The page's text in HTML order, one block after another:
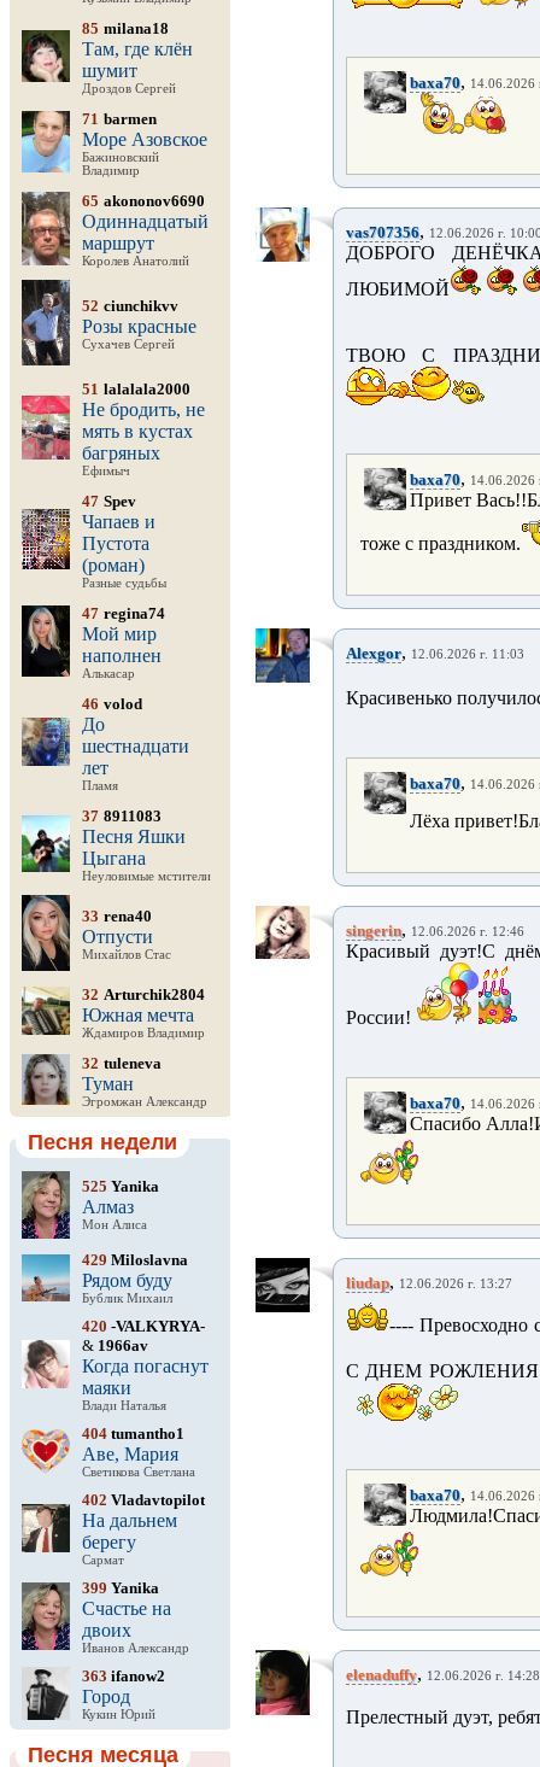
85 milana18
Там, где клён
шумит
Дроздов Сергей
71 barmen
Море Азовское
Бажиновский
Владимир
65 akononov6690
Одиннадцатый
маршрут
Королев Анатолий
52 ciunchikvv
Розы красные
Сухачев Сергей
51 lalalala2000
Не бродить, не
мять в кустах
багряных
Ефимыч
47 Spev
Чапаев и
Пустота
(роман)
Разные судьбы
47 regina74
Мой мир
наполнен
Алькасар
46 volod
До
шестнадцати
лет
Пламя
37 8911083
Песня Яшки
Цыгана
Неуловимые мстители
33 rena40
Отпусти
Михайлов Стас
32 Arturchik2804
Южная мечта
Ждамиров Владимир
32 tuleneva
Туман
Эгромжан Александр
Песня недели
525 Yanika
Алмаз
Мон Алиса
429 Miloslavna
Рядом буду
Бублик Михаил
420 -VALKYRYA-
& 1966av
Когда погаснут
маяки
Влади Наталья
404 tumantho1
Аве, Мария
Светикова Светлана
402 Vladavtopilot
На дальнем
берегу
Сармат
399 Yanika
Счастье на
двоих
Иванов Александр
363 ifanow2
Город
Кукин Юрий
Песня месяца
baxa70, 14.06.2026
vas707356, 12.06.2026 г.
ДОБРОГО
ЛЮБИМОЙ
ТВОЮ С
baxa70, 14.06.2026
Привет
тоже с праздником.
Alexgor, 12.06.2026 г. 11:03
Красивенько
baxa70, 14.06.2026
Лёха
singerin, 12.06.2026 г. 12:46
Красивый дуэт!С
России!
baxa70, 14.06.2026
Спасибо
liudap, 12.06.2026 г. 13:27
---- Превосходно
С ДНЕМ РОЖЛЕНИЯ !
baxa70, 14.06.2026
elenaduffy, 12.06.2026 г. 14:28
Прелестный дуэт,